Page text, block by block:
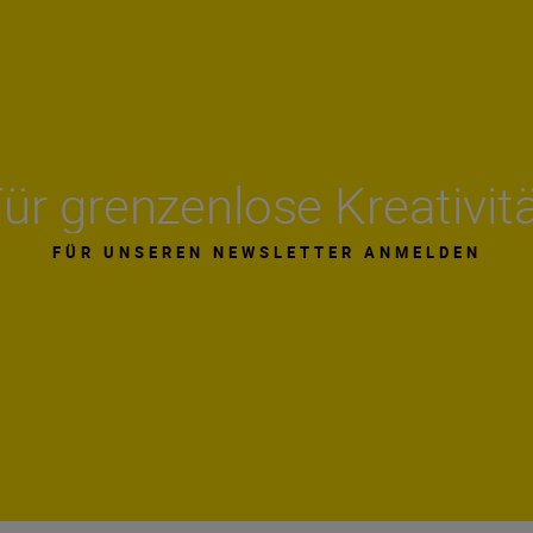
grenzenlose
FÜR UNSEREN NEWSLETTER ANMELDEN